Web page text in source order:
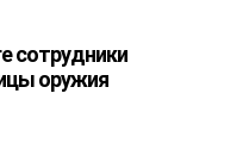
сотрудники
оружия